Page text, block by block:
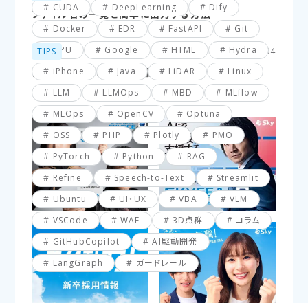
CUDA
DeepLearning
Dify
Docker
EDR FastAPI
Git
GPU
Google HTML
Hydra
iPhone
Java LiDAR
Linux
LLM
LLMOps MBD
MLflow
MLOps
OpenCV
Optuna
OSS
PHP Plotly
PMO
PyTorch
Python
RAG
Refine
Speech-to-Text
Streamlit
Ubuntu
UI・UX VBA
VLM
VSCode
WAF 3D点群
コラム
GitHubCopilot
AI駆動開発
LangGraph
ガードレール
ファイル名の一覧を簡単に出力する方法
TIPS 2025.03.04
【VBA】最終行と最終列を簡単に取得する方法